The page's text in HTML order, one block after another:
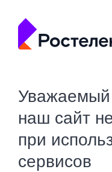
Уважаемый
наш сайт
при
сервисов